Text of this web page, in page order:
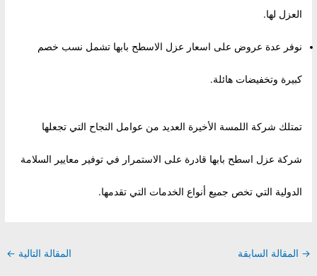
العزل لها.
نوفر عدة عروض على اسعار عزل الاسطح بابها تشمل نسب خصم
كبيرة وتخفيضات هائلة.
تمتلك شركة اللمسة الأخيرة العديد من عوامل النجاح التي تجعلها
شركة عزل اسطح بابها قادرة على الاستمرار في توفير معايير السلامة
الدولية التي تخص جميع أنواع الخدمات التي تقدمها.
Post
→ المقالة السابقة المقالة التالية ←